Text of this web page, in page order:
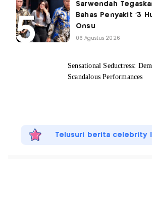
Sarwendah
Bahas Penyakit '3
Onsu
06 Agustus 2026
Telusuri berita celebrity